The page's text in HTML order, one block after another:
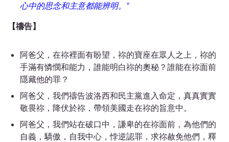
心中的思念和主意都能辨明。”
【禱告】
阿爸父，在祢裡面有盼望， 祢的寶座在眾人之上， 祢的
手滿有憐憫和能力，誰能明白祢的奧秘？誰能在祢面前
隱藏他的罪？
阿爸父，我們禱告波洛西和民主黨進入命定，真真實實
敬畏祢 ，降伏於祢 ，帶領美國走在祢的旨意中。
阿爸父，我們站在破口中，謙卑的在祢面前，為他們的
自義，驕傲，自我中心，悖逆認罪，求祢赦免他們，釋